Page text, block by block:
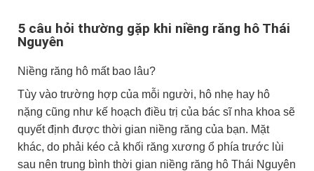
5 câu hỏi thường gặp khi niềng răng hô Thái
Nguyên
Niềng răng hô mất bao lâu?
Tùy vào trường hợp của mỗi người, hô nhẹ hay hô
nặng cũng như kế hoạch điều trị của bác sĩ nha khoa sẽ
quyết định được thời gian niềng răng của bạn. Mặt
khác, do phải kéo cả khối răng xương ổ phía trước lùi
sau nên trung bình thời gian niềng răng hô Thái Nguyên